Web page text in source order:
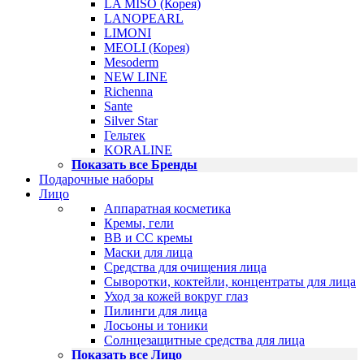
LA MISO (Корея)
LANOPEARL
LIMONI
MEOLI (Корея)
Mesoderm
NEW LINE
Richenna
Sante
Silver Star
Гельтек
KORALINE
Показать все Бренды
Подарочные наборы
Лицо
Аппаратная косметика
Кремы, гели
BB и CC кремы
Маски для лица
Средства для очищения лица
Сыворотки, коктейли, концентраты для лица
Уход за кожей вокруг глаз
Пилинги для лица
Лосьоны и тоники
Солнцезащитные средства для лица
Показать все Лицо